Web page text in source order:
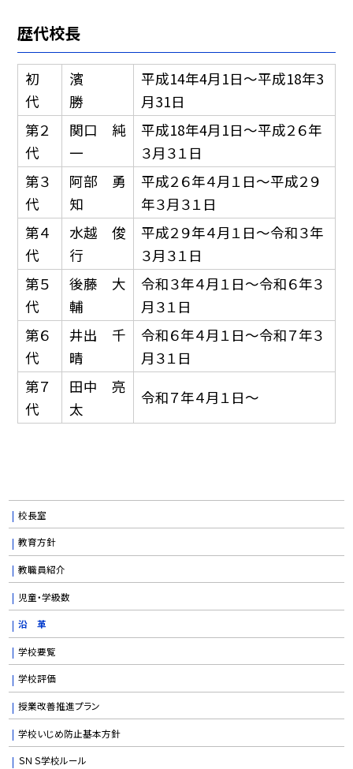
歴代校長
初
代
濱
勝
平成14年4月1日〜平成18年3
月31日
第２
代
関口 純
一
平成18年4月1日〜平成２６年
３月３１日
第３
代
阿部 勇
知
平成２６年４月１日〜平成２９
年３月３１日
第４
代
水越 俊
行
平成２９年４月１日〜令和３年
３月３１日
第５
代
後藤 大
輔
令和３年４月１日〜令和６年３
月３１日
第６
代
井出 千
晴
令和６年４月１日〜令和７年３
月３１日
第７
代
田中 亮
太
令和７年４月１日〜
校長室
教育方針
教職員紹介
児童・学級数
沿 革
学校要覧
学校評価
授業改善推進プラン
学校いじめ防止基本方針
ＳＮＳ学校ルール